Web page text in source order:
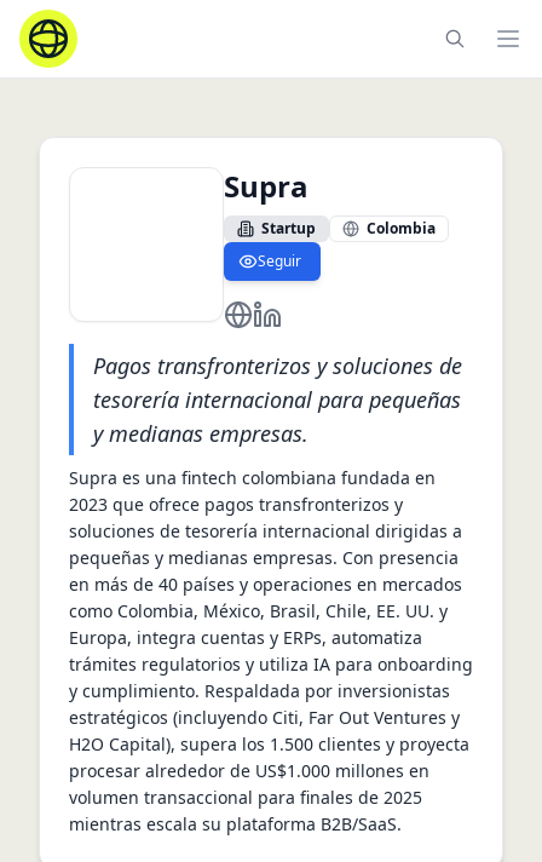
Supra
Startup
Colombia
Seguir
https://supra.la/about-us
https://www.linkedin.com/
Pagos transfronterizos y soluciones de
tesorería internacional para pequeñas
y medianas empresas.
Supra es una fintech colombiana fundada en
2023 que ofrece pagos transfronterizos y
soluciones de tesorería internacional dirigidas a
pequeñas y medianas empresas. Con presencia
en más de 40 países y operaciones en mercados
como Colombia, México, Brasil, Chile, EE. UU. y
Europa, integra cuentas y ERPs, automatiza
trámites regulatorios y utiliza IA para onboarding
y cumplimiento. Respaldada por inversionistas
estratégicos (incluyendo Citi, Far Out Ventures y
H2O Capital), supera los 1.500 clientes y proyecta
procesar alrededor de US$1.000 millones en
volumen transaccional para finales de 2025
mientras escala su plataforma B2B/SaaS.